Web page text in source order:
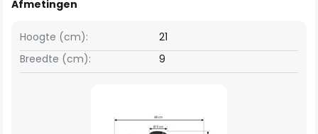
Afmetingen
Breedte (cm): 9
Hoogte (cm): 21